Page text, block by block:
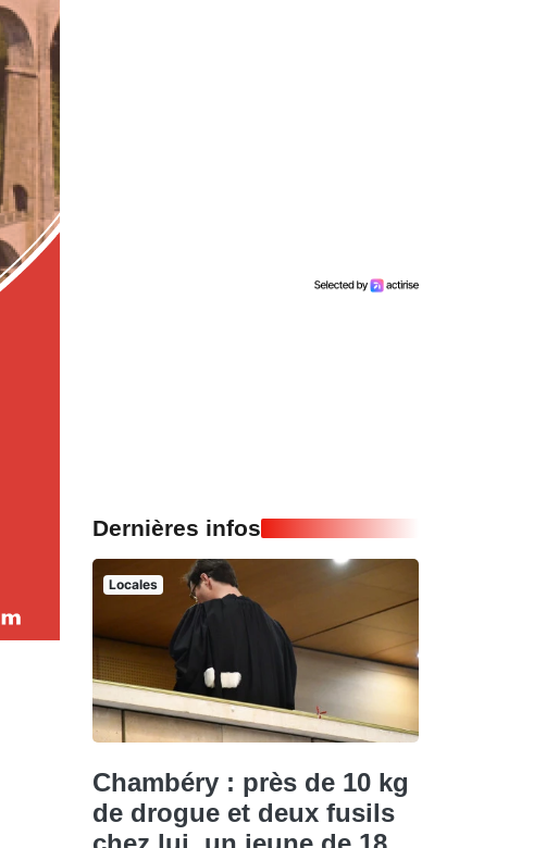
Dernières infos
Locales
Chambéry : près de 10 kg
de drogue et deux fusils